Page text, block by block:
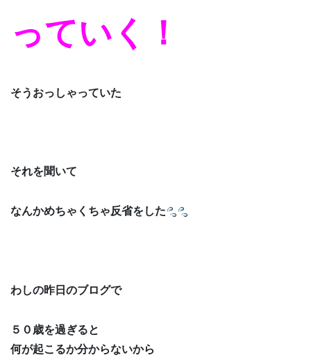
っていく！
そうおっしゃっていた
それを聞いて
なんかめちゃくちゃ反省をした
わしの昨日のブログで
５０歳を過ぎると
何が起こるか分からないから